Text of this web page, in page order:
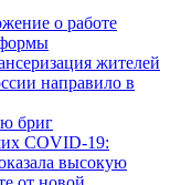
о работе
жителей
направило в
бриг
COVID-19:
высокую